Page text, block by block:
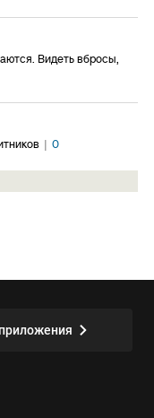
Видеть вбросы,
| 0